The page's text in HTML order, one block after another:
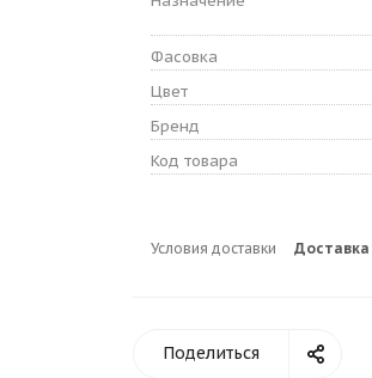
Фасовка
Цвет
Бренд
Код товара
Условия доставки Доставка
Поделиться